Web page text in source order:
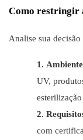
Como restringir
Analise sua
1.
UV,
2.
com